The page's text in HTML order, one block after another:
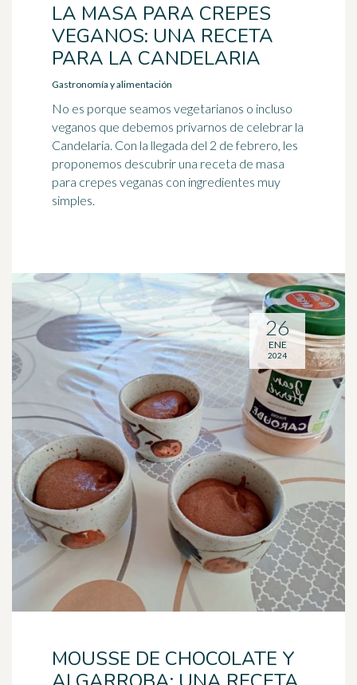
LA MASA PARA CREPES
VEGANOS: UNA RECETA
PARA LA CANDELARIA
Gastronomía y alimentación
No es porque seamos vegetarianos o incluso
veganos que debemos privarnos de celebrar la
Candelaria. Con la llegada del 2 de febrero, les
proponemos descubrir una receta de masa
para crepes veganas con ingredientes muy
simples.
MOUSSE DE CHOCOLATE Y
26
ENE
2024